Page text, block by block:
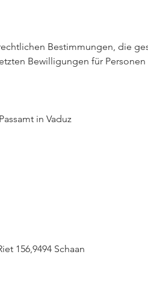
Bestimmungen, die
Bewilligungen für Personen
in Vaduz
156,9494 Schaan